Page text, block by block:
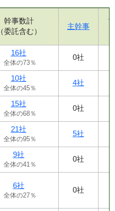
幹事数計
（委託含む）
主幹事
16社
全体の73％
0社
10社
全体の45％
4社
15社
全体の68％
0社
21社
全体の95％
5社
9社
全体の41％
0社
6社
全体の27％
0社